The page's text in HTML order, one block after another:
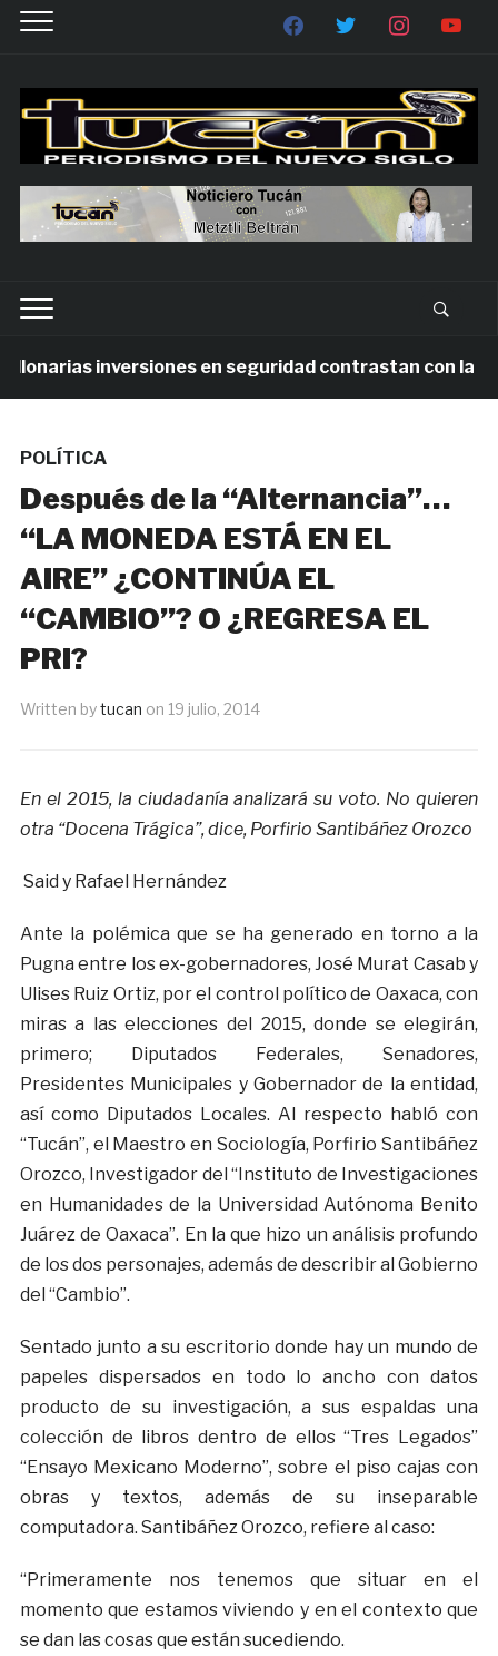
inversiones en seguridad contrastan con la
POLÍTICA
Después de la “Alternancia”…
“LA MONEDA ESTÁ EN EL
AIRE” ¿CONTINÚA EL
“CAMBIO”? O ¿REGRESA EL
PRI?
Written bytucan on 19 julio, 2014
En el 2015, la ciudadanía analizará su voto. No quieren
otra “Docena Trágica”, dice, Porfirio Santibáñez Orozco
Said y Rafael Hernández
Ante la polémica que se ha generado en torno a la
Pugna entre los ex-gobernadores, José Murat Casab y
Ulises Ruiz Ortiz, por el control político de Oaxaca, con
miras a las elecciones del 2015, donde se elegirán,
primero; Diputados Federales, Senadores,
Presidentes Municipales y Gobernador de la entidad,
así como Diputados Locales. Al respecto habló con
“Tucán”, el Maestro en Sociología, Porfirio Santibáñez
Orozco, Investigador del “Instituto de Investigaciones
en Humanidades de la Universidad Autónoma Benito
Juárez de Oaxaca”. En la que hizo un análisis profundo
de los dos personajes, además de describir al Gobierno
del “Cambio”.
Sentado junto a su escritorio donde hay un mundo de
papeles dispersados en todo lo ancho con datos
producto de su investigación, a sus espaldas una
colección de libros dentro de ellos “Tres Legados”
“Ensayo Mexicano Moderno”, sobre el piso cajas con
obras y textos, además de su inseparable
computadora. Santibáñez Orozco, refiere al caso:
“Primeramente nos tenemos que situar en el
momento que estamos viviendo y en el contexto que
se dan las cosas que están sucediendo.